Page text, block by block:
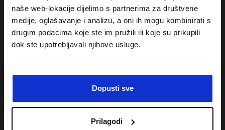
naše web-lokacije dijelimo s partnerima za društvene
medije, oglašavanje i analizu, a oni ih mogu kombinirati s
drugim podacima koje ste im pružili ili koje su prikupili
dok ste upotrebljavali njihove usluge.
Dopusti sve
Prilagodi